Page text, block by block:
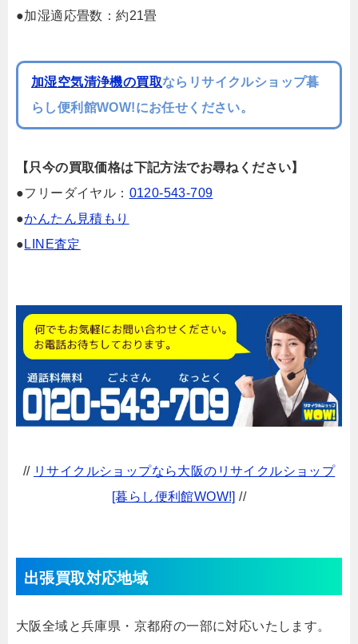
●加湿適応畳数：約21畳
加湿空気清浄機の買取ならリサイクルショップ暮
らし便利館WOW!にお任せください。
【只今の買取価格は下記方法でお尋ねください】
●フリーダイヤル： 0120-543-709
●かんたん見積もり
● LINE査定
// リサイクルショップなら大阪のリサイクルショップ
[暮らし便利館WOW!] //
出張買取対応地域
大阪全域と兵庫県・京都府の一部に対応いたします。